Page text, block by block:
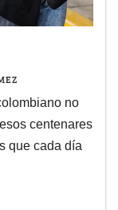
no
centenares
que cada día